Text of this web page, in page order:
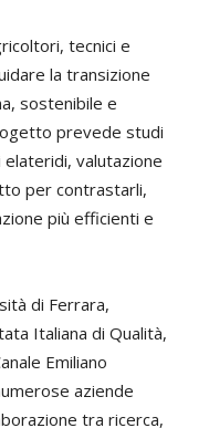
tecnici e
la transizione
sostenibile e
prevede studi
valutazione
per contrastarli,
più efficienti e
di Ferrara,
Italiana di Qualità,
Emiliano
aziende
tra ricerca,